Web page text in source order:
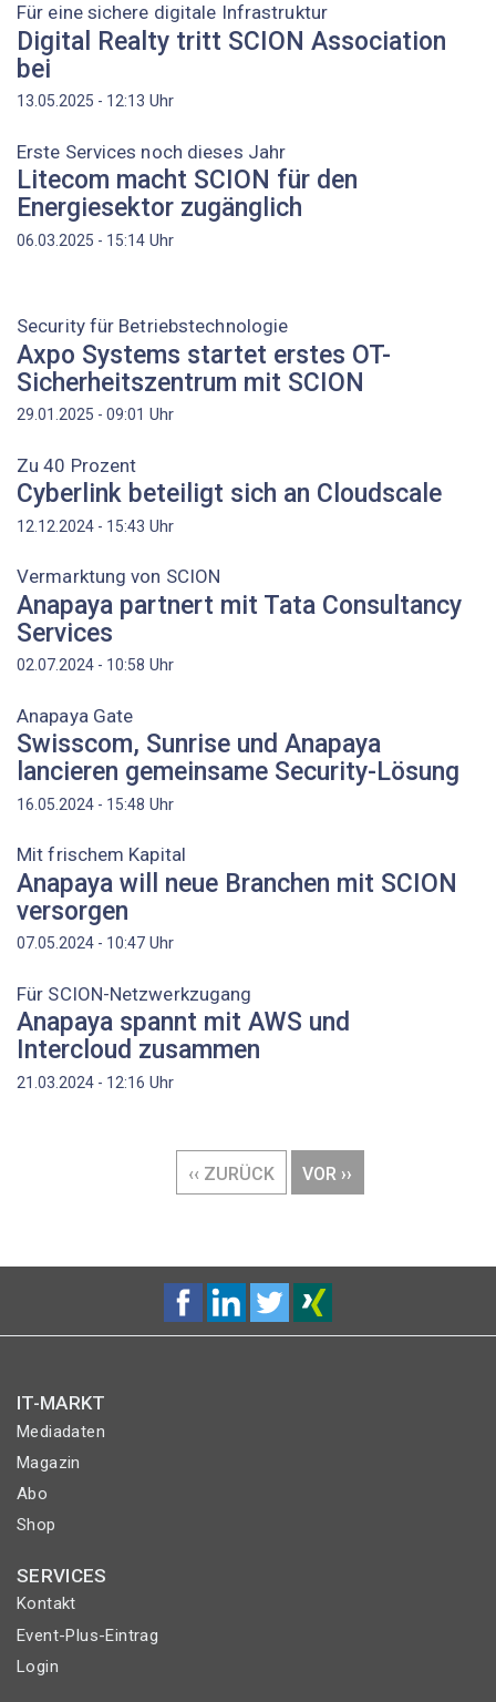
Für eine sichere digitale Infrastruktur
Digital Realty tritt SCION Association
bei
13.05.2025 - 12:13 Uhr
Erste Services noch dieses Jahr
Litecom macht SCION für den
Energiesektor zugänglich
06.03.2025 - 15:14 Uhr
Security für Betriebstechnologie
Axpo Systems startet erstes OT-
Sicherheitszentrum mit SCION
29.01.2025 - 09:01 Uhr
Zu 40 Prozent
Cyberlink beteiligt sich an Cloudscale
12.12.2024 - 15:43 Uhr
Vermarktung von SCION
Anapaya partnert mit Tata Consultancy
Services
02.07.2024 - 10:58 Uhr
Anapaya Gate
Swisscom, Sunrise und Anapaya
lancieren gemeinsame Security-Lösung
16.05.2024 - 15:48 Uhr
Mit frischem Kapital
Anapaya will neue Branchen mit SCION
versorgen
07.05.2024 - 10:47 Uhr
Für SCION-Netzwerkzugang
Anapaya spannt mit AWS und
Intercloud zusammen
21.03.2024 - 12:16 Uhr
VORHERIGE
SEITE
‹‹ ZURÜCK
NÄCHSTE
SEITE
VOR ››
IT-MARKT
Mediadaten
Magazin
Abo
Shop
SERVICES
Kontakt
Event-Plus-Eintrag
Login